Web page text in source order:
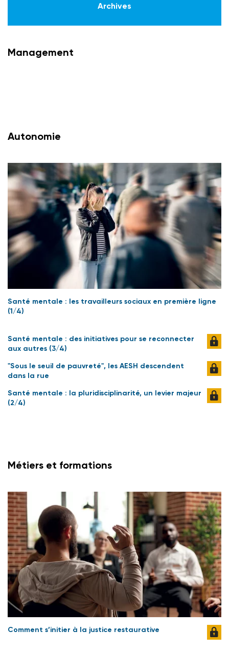
Archives
Management
Autonomie
Santé mentale : les travailleurs sociaux en première ligne
(1/4)
Santé mentale : des initiatives pour se reconnecter
aux autres (3/4)
"Sous le seuil de pauvreté", les AESH descendent
dans la rue
Santé mentale : la pluridisciplinarité, un levier majeur
(2/4)
Métiers et formations
Comment s’initier à la justice restaurative